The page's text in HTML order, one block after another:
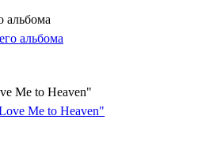
альбома
Me to Heaven"